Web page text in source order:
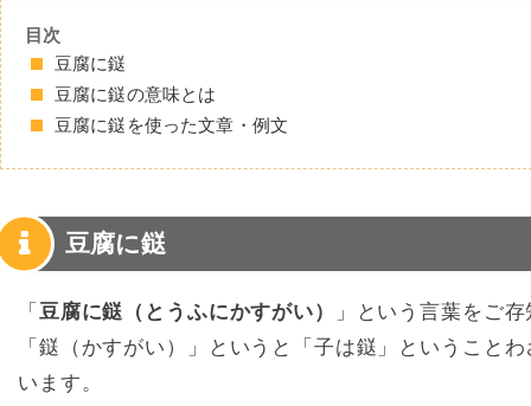
目次
豆腐に鎹
豆腐に鎹の意味とは
豆腐に鎹を使った文章・例文
豆腐に鎹
「 豆腐に鎹（とうふにかすがい）
」という言葉をご
「鎹（かすがい）」というと「子は鎹」ということ
います。